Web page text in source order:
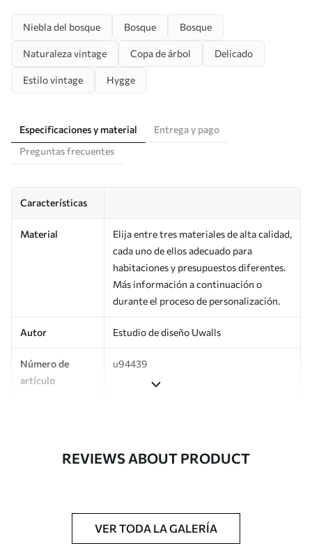
Niebla del bosque Bosque Bosque
Naturaleza vintage Copa de árbol Delicado
Estilo vintage Hygge
Especificaciones y material
Entrega y pago
Preguntas frecuentes
Características
Material
Elija entre tres materiales de alta calidad,
cada uno de ellos adecuado para
habitaciones y presupuestos diferentes.
Más información a continuación o
durante el proceso de personalización.
Autor Estudio de diseño Uwalls
Número de
artículo
u94439
Adicionalmente
Disponible con recubrimiento de barniz
esponja suave. Los murales de pared con
recubrimiento de barniz pueden
REVIEWS ABOUT PRODUCT
VER TODA LA GALERÍA